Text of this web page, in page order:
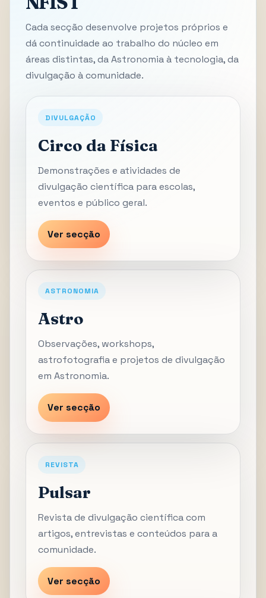
Cada secção desenvolve projetos próprios e
dá continuidade ao trabalho do núcleo em
áreas distintas, da Astronomia à tecnologia, da
divulgação à comunidade.
DIVULGAÇÃO
Circo da Física
Demonstrações e atividades de
divulgação científica para escolas,
eventos e público geral.
Ver secção
ASTRONOMIA
Astro
Observações, workshops,
astrofotografia e projetos de divulgação
em Astronomia.
Ver secção
REVISTA
Pulsar
Revista de divulgação científica com
artigos, entrevistas e conteúdos para a
comunidade.
Ver secção